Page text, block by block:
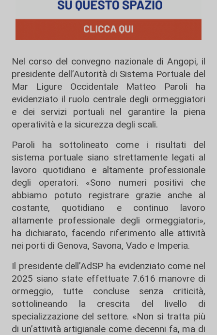
Nel corso del convegno nazionale di Angopi, il
presidente dell’Autorità di Sistema Portuale del
Mar Ligure Occidentale Matteo Paroli ha
evidenziato il ruolo centrale degli ormeggiatori
e dei servizi portuali nel garantire la piena
operatività e la sicurezza degli scali.
Paroli ha sottolineato come i risultati del
sistema portuale siano strettamente legati al
lavoro quotidiano e altamente professionale
degli operatori. «Sono numeri positivi che
abbiamo potuto registrare grazie anche al
costante, quotidiano e continuo lavoro
altamente professionale degli ormeggiatori»,
ha dichiarato, facendo riferimento alle attività
nei porti di Genova, Savona, Vado e Imperia.
Il presidente dell’AdSP ha evidenziato come nel
2025 siano state effettuate 7.616 manovre di
ormeggio, tutte concluse senza criticità,
sottolineando la crescita del livello di
specializzazione del settore. «Non si tratta più
di un’attività artigianale come decenni fa, ma di